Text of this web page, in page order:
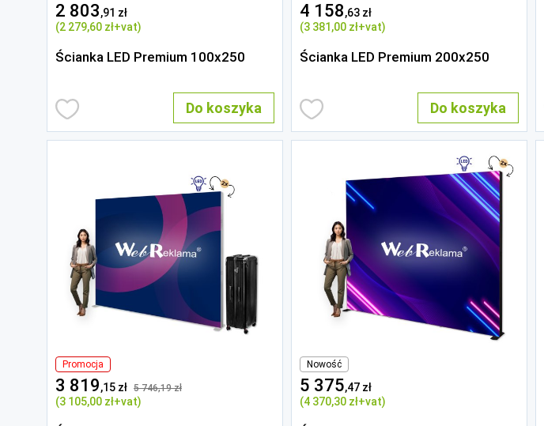
2 803,91 zł
(2 279,60 zł+vat)
Ścianka LED Premium 100x250
Do koszyka
4 158,63 zł
(3 381 ,00 zł+vat)
Ścianka LED Premium 200x250
Do koszyka
Promocja
3 819,15 zł 5 746,19 zł
(3 105,00 zł+vat)
Nowość
5 375,47 zł
(4 370,30 zł+vat)